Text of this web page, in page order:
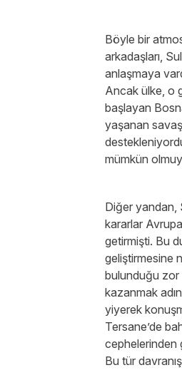
Böyle bir
arkadaşları,
anlaşmaya
Ancak ülke, o
başlayan
yaşanan
mümkün
Diğer yandan,
kararlar
getirmişti. Bu
geliştirmesine
bulunduğu zor
kazanmak
yiyerek
Tersane’de
cephelerinden
Bu tür